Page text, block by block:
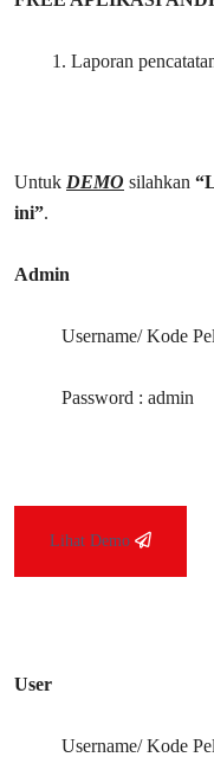
Laporan
Untuk DEMO silahkan
ini”.
Admin
Username/ Kode
Password : admin
Lihat Demo
User
Username/ Kode